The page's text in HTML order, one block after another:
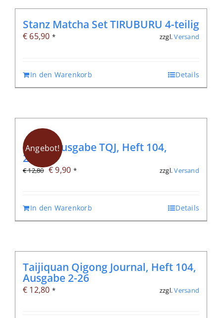
Stanz Matcha Set TIRUBURU 4-teilig
€ 65,90 * zzgl.Versand
In den Warenkorb Details
Angebot!
Digitalausgabe TQJ, Heft 104,
2/2026
€12,80 Ursprünglicher
€ 12,80
€9,90Aktueller
€ 9,90.
* zzgl.Versand
In den Warenkorb Details
Taijiquan Qigong Journal, Heft 104,
Ausgabe 2-26
€ 12,80 * zzgl.Versand